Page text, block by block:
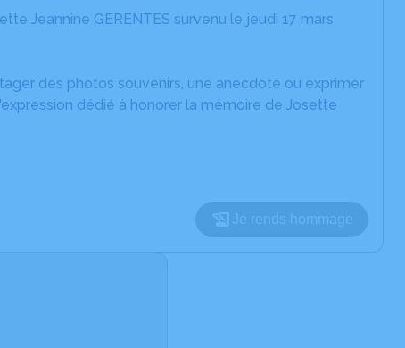
Jeannine GERENTES survenu le jeudi 17 mars
des photos souvenirs, une anecdote ou exprimer
dédié à honorer la mémoire de Josette